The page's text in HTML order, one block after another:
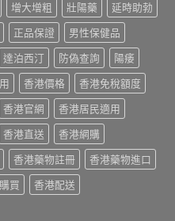
增大增粗 壯陽藥
延時助勃
正品保證
男性保健品
達泊西汀 防偽查詢
陽痿
香港價格
香港免稅額度
香港官網
香港居民適用
香港直送
香港網購
香港藥物註冊
香港藥物進口
買 香港配送